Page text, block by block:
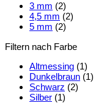
3 mm (2)
4,5 mm (2)
5 mm (2)
Filtern nach Farbe
Altmessing (1)
Dunkelbraun (1)
Schwarz (2)
Silber (1)